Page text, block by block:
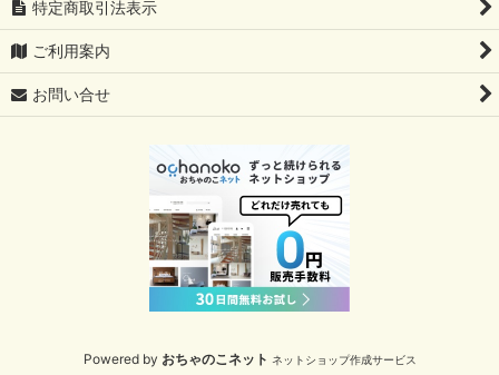
特定商取引法表示
ご利用案内
お問い合せ
Powered by おちゃのこネット ネットショップ作成サービス